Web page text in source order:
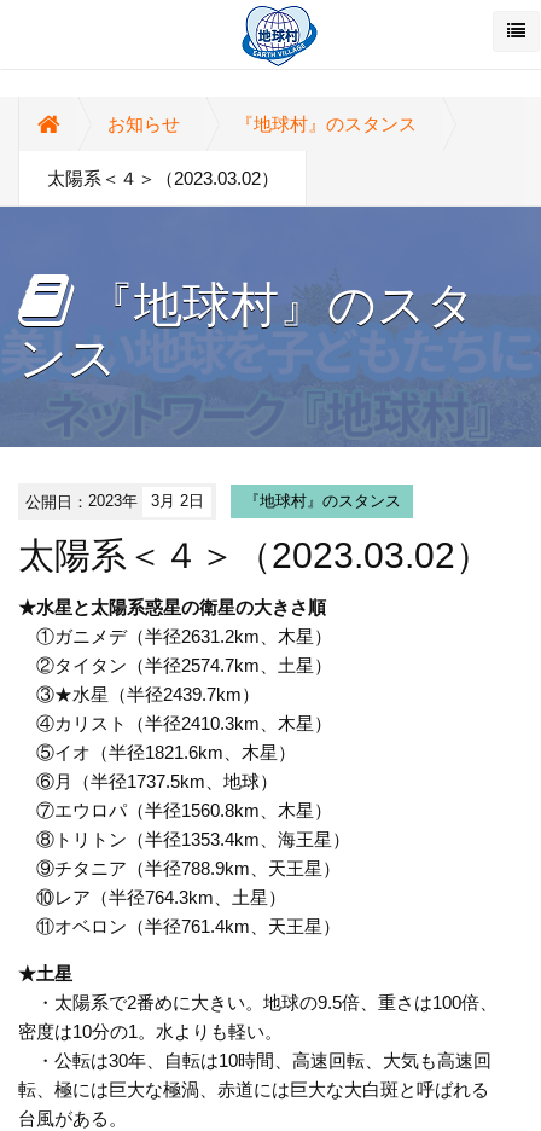
お知らせ 『地球村』のスタンス
太陽系＜４＞（2023.03.02）
『地球村』のスタ
ンス
公開日：2023年 3月 2日 『地球村』のスタンス
太陽系＜４＞（2023.03.02）
★水星と太陽系惑星の衛星の大きさ順
①ガニメデ（半径2631.2km、木星）
②タイタン（半径2574.7km、土星）
③★水星（半径2439.7km）
④カリスト（半径2410.3km、木星）
⑤イオ（半径1821.6km、木星）
⑥月（半径1737.5km、地球）
⑦エウロパ（半径1560.8km、木星）
⑧トリトン（半径1353.4km、海王星）
⑨チタニア（半径788.9km、天王星）
⑩レア（半径764.3km、土星）
⑪オベロン（半径761.4km、天王星）
★土星
・太陽系で2番めに大きい。地球の9.5倍、重さは100倍、
密度は10分の1。水よりも軽い。
・公転は30年、自転は10時間、高速回転、大気も高速回
転、極には巨大な極渦、赤道には巨大な大白斑と呼ばれる
台風がある。